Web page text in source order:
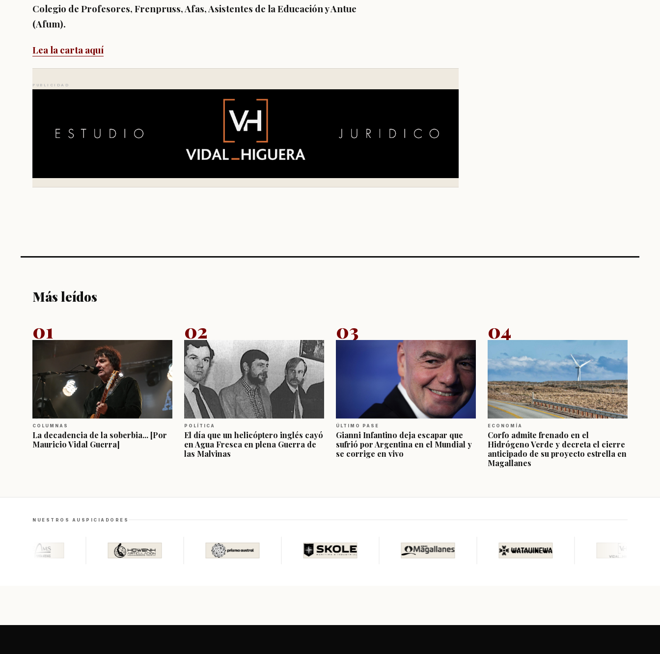
Colegio de Profesores, Frenpruss, Afas, Asistentes de la Educación y Antue
(Afum).
Lea la carta aquí
PUBLICIDAD
Más leídos
01
COLUMNAS
La decadencia de la soberbia... [Por
Mauricio Vidal Guerra]
02
POLÍTICA
El día que un helicóptero inglés cayó
en Agua Fresca en plena Guerra de
las Malvinas
03
ÚLTIMO PASE
Gianni Infantino deja escapar que
sufrió por Argentina en el Mundial y
se corrige en vivo
04
ECONOMÍA
Corfo admite frenado en el
Hidrógeno Verde y decreta el cierre
anticipado de su proyecto estrella en
Magallanes
NUESTROS AUSPICIADORES